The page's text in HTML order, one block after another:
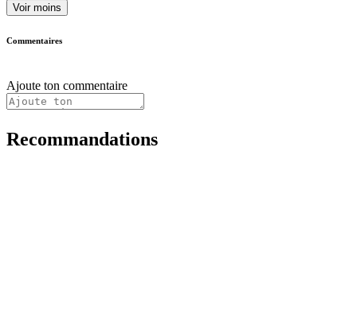
Voir moins
Commentaires
Ajoute ton commentaire
Recommandations